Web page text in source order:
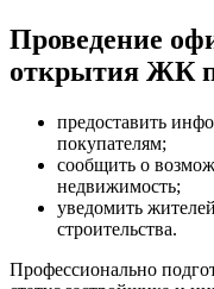
Проведение
открытия ЖК
предоставить
покупателям;
сообщить о
недвижимость;
уведомить
строительства.
Профессионально